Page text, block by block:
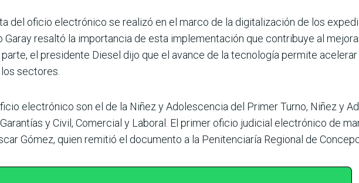
del oficio elec­trónico se realizó en el marco de la digitalización de los
Garay resaltó la importancia de esta imple­mentación que contribuye al
el presidente Diesel dijo que el avance de la tecno­logía permite acelerar
sectores.
electrónico son el de la Niñez y Adolescencia del Primer Turno, Niñez y
y Civil, Comercial y Laboral. El primer oficio judicial electró­nico de
Gómez, quien remitió el documento a la Penitencia­ría Regional de